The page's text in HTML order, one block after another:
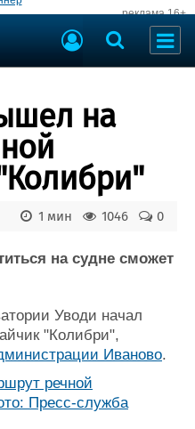
реклама 16+
площадка
флота
на
0
1046
1 мин
на судне сможет
Уводи начал
"Колибри",
Иваново.